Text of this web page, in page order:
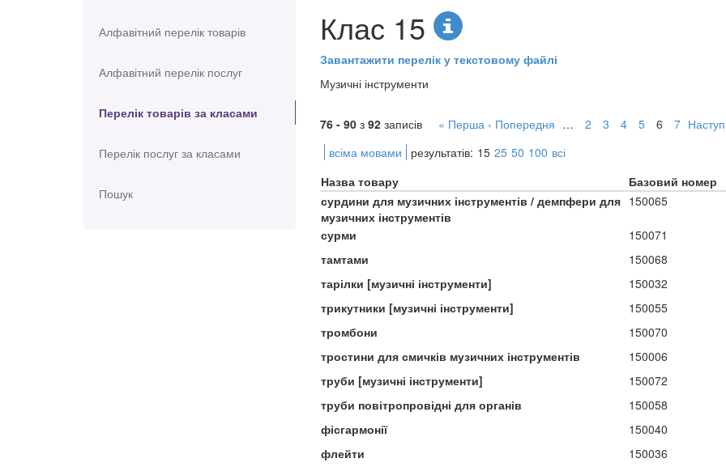
Алфавітний перелік товарів
Алфавітний перелік послуг
Перелік товарів за класами
Перелік послуг за класами
Пошук
Клас 15
Завантажити перелік у текстовому файлі
Музичні інструменти
76 - 90з 92записів « Перша ‹ Попередня … 2 3 4 5 6 7
всіма мовами
результатів: 15 25 50 100 всі
Назва товару
Базовий номер
сурдини для музичних інструментів / демпфери для
музичних інструментів
150065
сурми
150071
тамтами
150068
тарілки [музичні інструменти]
150032
трикутники [музичні інструменти]
150055
тромбони
150070
тростини для смичків музичних інструментів
150006
труби [музичні інструменти]
150072
труби повітропровідні для органів
150058
фісгармонії
150040
флейти
150036